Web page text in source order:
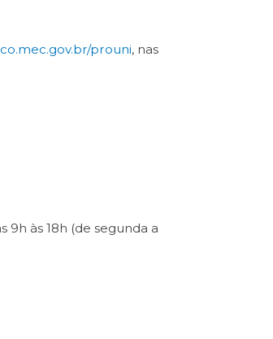
prouni, nas
às 18h (de segunda a